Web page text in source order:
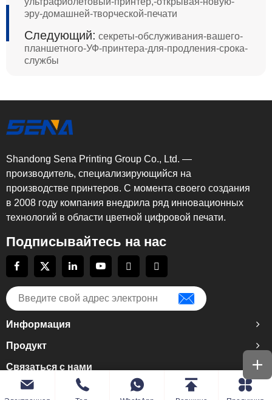
эру-домашней-творческой-печати
Следующий: секреты-обслуживания-вашего-
планшетного-УФ-принтера-для-продления-срока-
службы
Shandong Sena Printing Group Co., Ltd. —
производитель, специализирующийся на
производстве принтеров. С момента своего создания
в 2008 году компания внедрила ряд инновационных
технологий в области цветной цифровой печати.
Подписывайтесь на нас
Информация
Продукт
Связаться с нами